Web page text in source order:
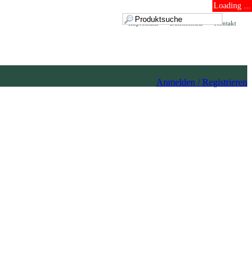
Loading ...
Kontakt
Datenschutz
Impressum
Anmelden / Registrieren